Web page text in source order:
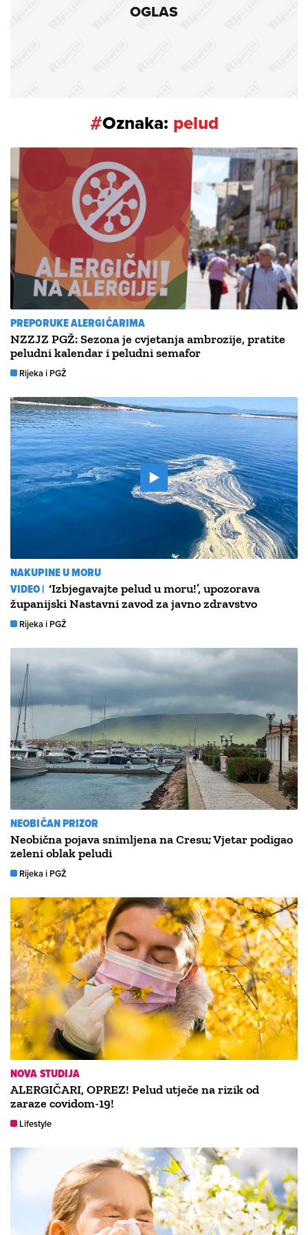
OGLAS
#Oznaka: pelud
PREPORUKE ALERGIČARIMA
NZZJZ PGŽ: Sezona je cvjetanja ambrozije, pratite
peludni kalendar i peludni semafor
Rijeka i PGŽ
NAKUPINE U MORU
VIDEO | ‘Izbjegavajte pelud u moru!’, upozorava
županijski Nastavni zavod za javno zdravstvo
Rijeka i PGŽ
NEOBIČAN PRIZOR
Neobična pojava snimljena na Cresu; Vjetar podigao
zeleni oblak peludi
Rijeka i PGŽ
NOVA STUDIJA
ALERGIČARI, OPREZ! Pelud utječe na rizik od
zaraze covidom-19!
Lifestyle